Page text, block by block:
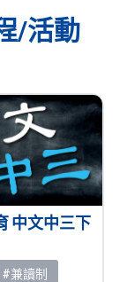
/活動
中文中三下
#兼讀制